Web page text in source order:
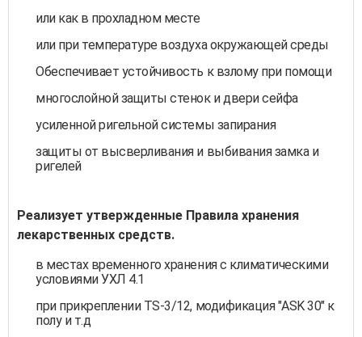
или как в прохладном месте
или при температуре воздуха окружающей среды
Обеспечивает устойчивость к взлому при помощи
многослойной защиты стенок и двери сейфа
усиленной ригельной системы запирания
защиты от высверливания и выбивания замка и
ригелей
Реализует утвержденные Правила хранения
лекарственных средств.
в местах временного хранения с климатическими
условиями УХЛ 4.1
при прикреплении TS-3/12, модификация "ASK 30" к
полу и т.д